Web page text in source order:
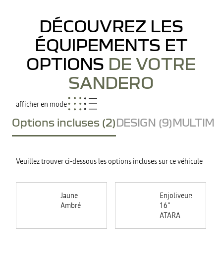
DÉCOUVREZ LES
ÉQUIPEMENTS ET
OPTIONS DE VOTRE
SANDERO
afficher en mode
Options incluses (2)DESIGN (9)
Veuillez trouver ci-dessous les options incluses sur ce véhicule
Jaune
Ambré
Enjoliveurs
16"
ATARA